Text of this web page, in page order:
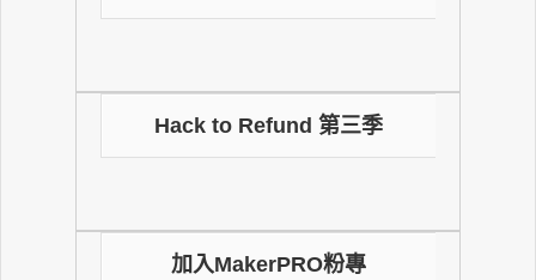
Hack to Refund 第三季
加入MakerPRO粉專